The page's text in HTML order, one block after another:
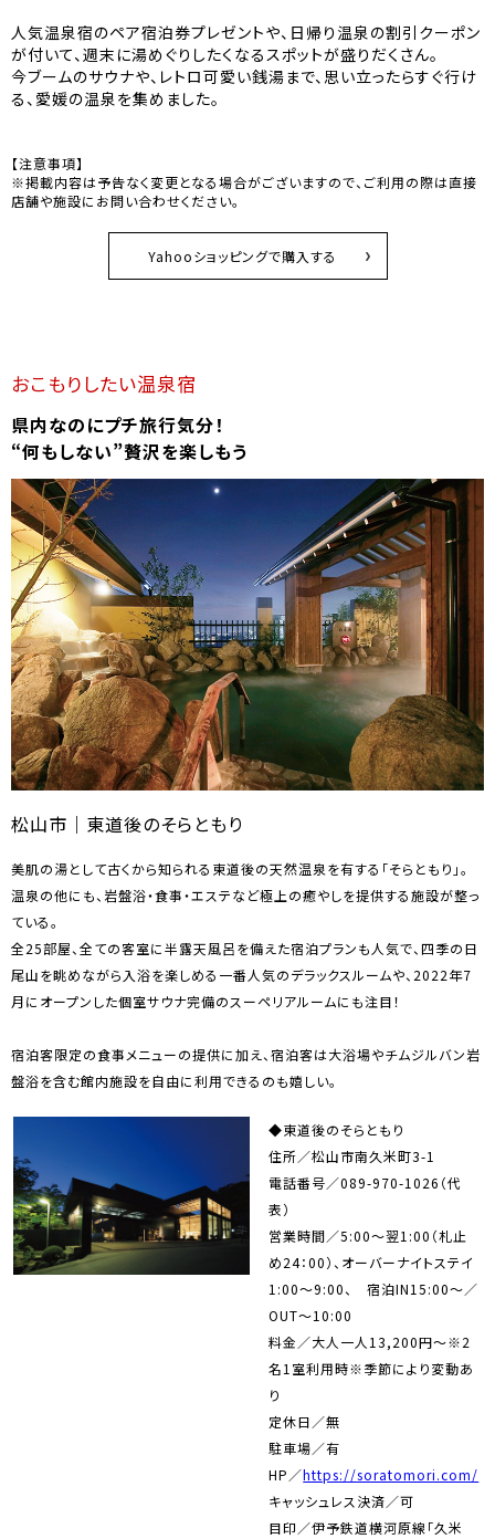
人気温泉宿のペア宿泊券プレゼントや、日帰り温泉の割引クーポン
が付いて、週末に湯めぐりしたくなるスポットが盛りだくさん。
今ブームのサウナや、レトロ可愛い銭湯まで、思い立ったらすぐ行け
る、愛媛の温泉を集めました。
【注意事項】
※掲載内容は予告なく変更となる場合がございますので、ご利用の際は直接
店舗や施設にお問い合わせください。
Yahooショッピングで購入する
おこもりしたい温泉宿
県内なのにプチ旅行気分！
“何もしない”贅沢を楽しもう
松山市｜東道後のそらともり
美肌の湯として古くから知られる東道後の天然温泉を有する「そらともり」。
温泉の他にも、岩盤浴・食事・エステなど極上の癒やしを提供する施設が整っ
ている。
全25部屋、全ての客室に半露天風呂を備えた宿泊プランも人気で、四季の日
尾山を眺めながら入浴を楽しめる一番人気のデラックスルームや、2022年7
月にオープンした個室サウナ完備のスーペリアルームにも注目！
宿泊客限定の食事メニューの提供に加え、宿泊客は大浴場やチムジルバン岩
盤浴を含む館内施設を自由に利用できるのも嬉しい。
◆東道後のそらともり
住所／松山市南久米町3-1
電話番号／089-970-1026（代
表）
営業時間／5:00～翌1:00（札止
め24：00）、オーバーナイトステイ
1:00～9:00、 宿泊IN15:00～／
OUT～10:00
料金／大人一人13,200円～※2
名1室利用時※季節により変動あ
り
定休日／無
駐車場／有
HP／https://soratomori.com/
キャッシュレス決済／可
目印／伊予鉄道横河原線「久米